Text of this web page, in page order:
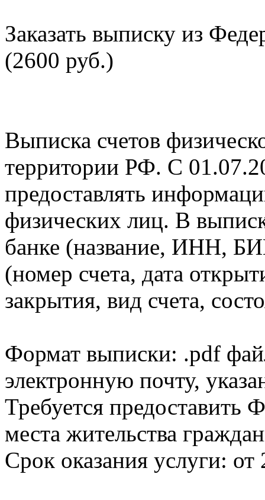
Заказать выписку из
(2600 руб.)
Выписка счетов
территории РФ. С
предоставлять
физических лиц. В
банке (название, ИНН,
(номер счета, дата
закрытия, вид счета,
Формат выписки: .pdf
электронную почту,
Требуется
места жительства
Срок оказания услуги: от